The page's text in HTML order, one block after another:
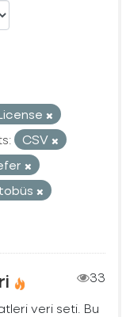
CSV
33
veri seti. Bu